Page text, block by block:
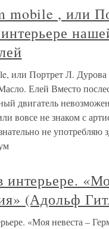
mobile , или
или Портрет Л. Дурова
Елей Вместо
двигатель
вовсе не знаком с
не употребляю
интерьере.
(Адольф
«Моя невеста –